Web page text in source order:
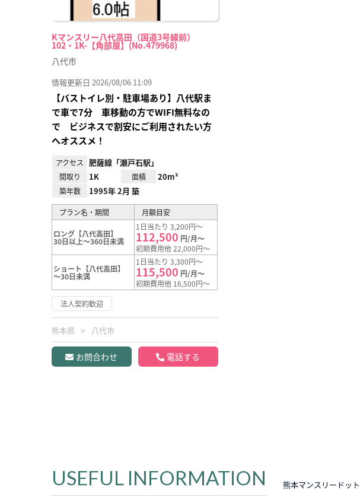
Kマンスリー八代高田（国道3号線前）
102・1K-【角部屋】(No.479968)
八代市
情報更新日 2026/08/06 11:09
【バストイレ別・駐車場あり】八代駅ま
で車で7分 車移動の方でWIFI無料なの
で ビジネスで割安にご利用されたい方
へオススメ！
アクセス 肥薩線「瀬戸石駅」
間取り 1K 面積 20m²
築年数 1995年 2月 築
プラン名・期間 月額目安
ロング【八代高田】
30日以上～360日未満
1日当たり 3,200円～
112,500 円/月～
初期費用他 22,000円～
ショート【八代高田】
～30日未満
1日当たり 3,300円～
115,500 円/月～
初期費用他 16,500円～
法人契約歓迎
熊本県 八代市
お問合わせ 電話する
USEFUL INFORMATION 熊本マンスリードッ